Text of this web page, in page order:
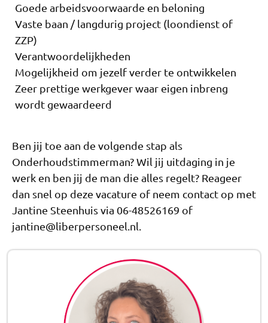
Goede arbeidsvoorwaarde en beloning
Vaste baan / langdurig project (loondienst of
ZZP)
Verantwoordelijkheden
Mogelijkheid om jezelf verder te ontwikkelen
Zeer prettige werkgever waar eigen inbreng
wordt gewaardeerd
Ben jij toe aan de volgende stap als
Onderhoudstimmerman? Wil jij uitdaging in je
werk en ben jij de man die alles regelt? Reageer
dan snel op deze vacature of neem contact op met
Jantine Steenhuis via 06-48526169 of
jantine@liberpersoneel.nl.